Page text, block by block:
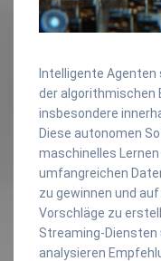
Intelligente Agenten
der algorithmischen
insbesondere
Diese autonomen
maschinelles
umfangreichen
zu gewinnen und
Vorschläge zu
Streaming-Diensten
analysieren